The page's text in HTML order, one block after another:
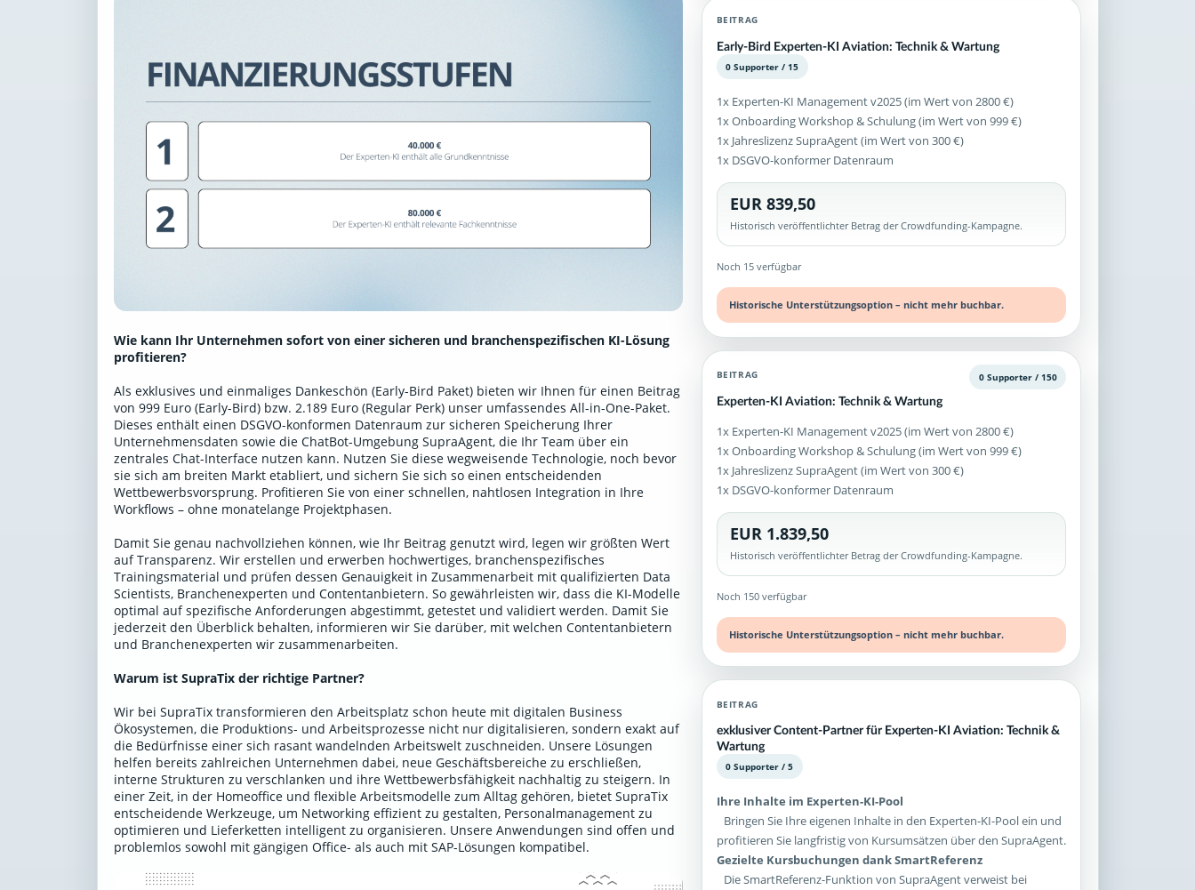
Wie kann Ihr Unternehmen sofort von einer sicheren und branchenspezifischen KI-Lösung
profitieren?
Als exklusives und einmaliges Dankeschön (Early-Bird Paket) bieten wir Ihnen für einen Beitrag
von 999 Euro (Early-Bird) bzw. 2.189 Euro (Regular Perk) unser umfassendes All-in-One-Paket.
Dieses enthält einen DSGVO-konformen Datenraum zur sicheren Speicherung Ihrer
Unternehmensdaten sowie die ChatBot-Umgebung SupraAgent, die Ihr Team über ein
zentrales Chat-Interface nutzen kann. Nutzen Sie diese wegweisende Technologie, noch bevor
sie sich am breiten Markt etabliert, und sichern Sie sich so einen entscheidenden
Wettbewerbsvorsprung. Profitieren Sie von einer schnellen, nahtlosen Integration in Ihre
Workflows – ohne monatelange Projektphasen.
Damit Sie genau nachvollziehen können, wie Ihr Beitrag genutzt wird, legen wir größten Wert
auf Transparenz. Wir erstellen und erwerben hochwertiges, branchenspezifisches
Trainingsmaterial und prüfen dessen Genauigkeit in Zusammenarbeit mit qualifizierten Data
Scientists, Branchenexperten und Contentanbietern. So gewährleisten wir, dass die KI-Modelle
optimal auf spezifische Anforderungen abgestimmt, getestet und validiert werden. Damit Sie
jederzeit den Überblick behalten, informieren wir Sie darüber, mit welchen Contentanbietern
und Branchenexperten wir zusammenarbeiten.
Warum ist SupraTix der richtige Partner?
Wir bei SupraTix transformieren den Arbeitsplatz schon heute mit digitalen Business
Ökosystemen, die Produktions- und Arbeitsprozesse nicht nur digitalisieren, sondern exakt auf
die Bedürfnisse einer sich rasant wandelnden Arbeitswelt zuschneiden. Unsere Lösungen
helfen bereits zahlreichen Unternehmen dabei, neue Geschäftsbereiche zu erschließen,
interne Strukturen zu verschlanken und ihre Wettbewerbsfähigkeit nachhaltig zu steigern. In
einer Zeit, in der Homeoffice und flexible Arbeitsmodelle zum Alltag gehören, bietet SupraTix
entscheidende Werkzeuge, um Networking effizient zu gestalten, Personalmanagement zu
optimieren und Lieferketten intelligent zu organisieren. Unsere Anwendungen sind offen und
problemlos sowohl mit gängigen Office- als auch mit SAP-Lösungen kompatibel.
BEITRAG
Early-Bird Experten-KI Aviation: Technik & Wartung
0 Supporter / 15
1x Experten-KI Management v2025 (im Wert von 2800 €)
1x Onboarding Workshop & Schulung (im Wert von 999 €)
1x Jahreslizenz SupraAgent (im Wert von 300 €)
1x DSGVO-konformer Datenraum
EUR 839,50
Historisch veröffentlichter Betrag der Crowdfunding-Kampagne.
Noch 15 verfügbar
Historische Unterstützungsoption – nicht mehr buchbar.
BEITRAG
Experten-KI Aviation: Technik & Wartung
0 Supporter / 150
1x Experten-KI Management v2025 (im Wert von 2800 €)
1x Onboarding Workshop & Schulung (im Wert von 999 €)
1x Jahreslizenz SupraAgent (im Wert von 300 €)
1x DSGVO-konformer Datenraum
EUR 1.839,50
Historisch veröffentlichter Betrag der Crowdfunding-Kampagne.
Noch 150 verfügbar
Historische Unterstützungsoption – nicht mehr buchbar.
BEITRAG
exklusiver Content-Partner für Experten-KI Aviation: Technik &
Wartung
0 Supporter / 5
Ihre Inhalte im Experten-KI-Pool
Bringen Sie Ihre eigenen Inhalte in den Experten-KI-Pool ein und
profitieren Sie langfristig von Kursumsätzen über den SupraAgent.
Gezielte Kursbuchungen dank SmartReferenz
Die SmartReferenz-Funktion von SupraAgent verweist bei